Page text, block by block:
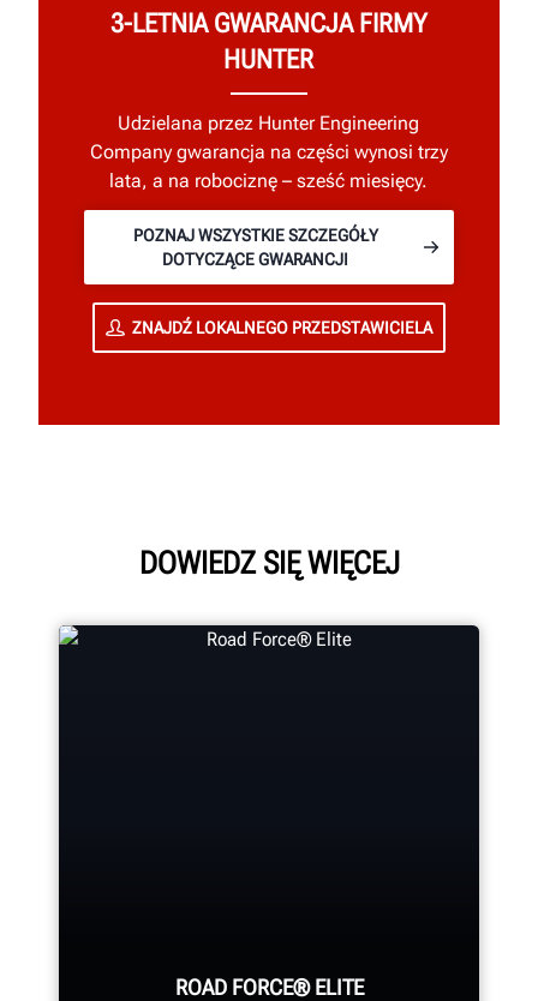
3-LETNIA GWARANCJA FIRMY
HUNTER
Udzielana przez Hunter Engineering
Company gwarancja na części wynosi trzy
lata, a na robociznę – sześć miesięcy.
POZNAJ WSZYSTKIE SZCZEGÓŁY
DOTYCZĄCE GWARANCJI
ZNAJDŹ LOKALNEGO PRZEDSTAWICIELA
DOWIEDZ SIĘ WIĘCEJ
ROAD FORCE® ELITE